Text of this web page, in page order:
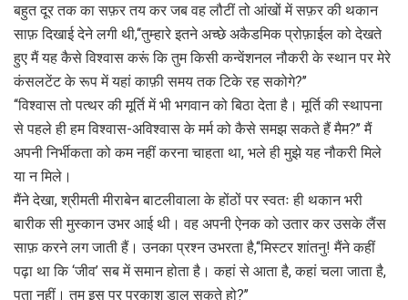
बहुत दूर तक का सफ़र तय कर जब वह लौटीं तो आंखों में सफ़र की थकान
साफ़ दिखाई देने लगी थी,‘‘तुम्हारे इतने अच्छे अकैडमिक प्रोफ़ाईल को देखते
हुए मैं यह कैसे विश्वास करूं कि तुम किसी कन्वेंशनल नौकरी के स्थान पर मेरे
कंसलटेंट के रूप में यहां काफ़ी समय तक टिके रह सकोगे?’’
‘‘विश्वास तो पत्थर की मूर्ति में भी भगवान को बिठा देता है। मूर्ति की स्थापना
से पहले ही हम विश्वास-अविश्वास के मर्म को कैसे समझ सकते हैं मैम?’’ मैं
अपनी निर्भीकता को कम नहीं करना चाहता था, भले ही मुझे यह नौकरी मिले
या न मिले।
मैंने देखा, श्रीमती मीराबेन बाटलीवाला के होंठों पर स्वतः ही थकान भरी
बारीक सी मुस्कान उभर आई थी। वह अपनी ऐनक को उतार कर उसके लैंस
साफ़ करने लग जाती हैं। उनका प्रश्न उभरता है,‘‘मिस्टर शांतनु! मैंने कहीं
पढ़ा था कि ‘जीव’ सब में समान होता है। कहां से आता है, कहां चला जाता है,
पता नहीं। तुम इस पर प्रकाश डाल सकते हो?’’